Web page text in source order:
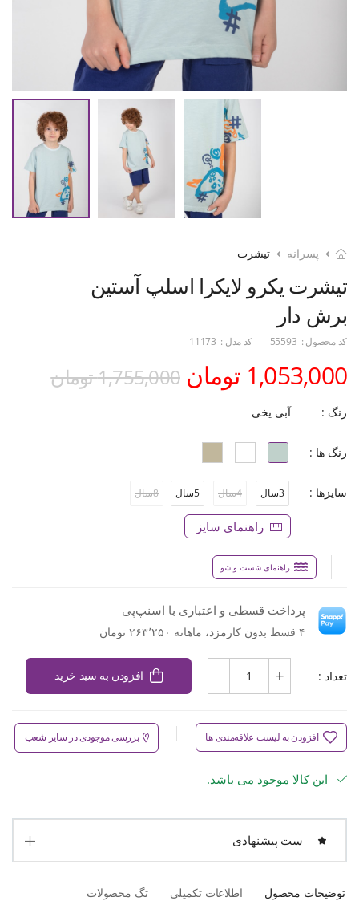
پسرانه تیشرت
تیشرت یکرو لایکرا اسلپ آستین
برش دار
کد محصول : 55593 کد مدل : 11173
1,053,000 تومان 1,755,000 تومان
رنگ : آبی یخی
رنگ ها :
سایزها : 3سال 4سال 5سال 8سال
راهنمای سایز
راهنمای شست و شو
پرداخت قسطی و اعتباری با اسنپ‌پی
۴ قسط بدون کارمزد، ماهانه ۲۶۳٬۲۵۰ تومان
تعداد : افزودن به سبد خرید
افزودن به لیست علاقه‌مندی ها بررسی موجودی در سایر شعب
این کالا موجود می باشد.
ست پیشنهادی
توضیحات محصول اطلاعات تکمیلی تگ محصولات